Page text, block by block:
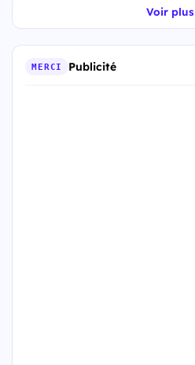
Voir plus
MERCI Publicité